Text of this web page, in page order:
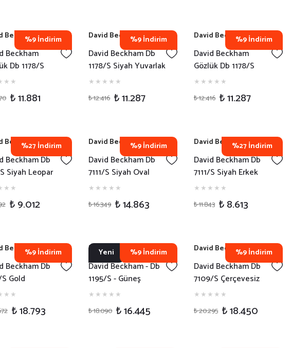
%9 İndirim
Beckham
Beckham
Db 1178/S
Şeffaf Erkek
Gözlüğü
₺ 11.881
%9 İndirim
David Beckham
David Beckham Db
1178/S Siyah Yuvarlak
Erkek Güneş Gözlüğü
₺ 12.416 ₺ 11.287
%9 İndirim
David Beckham
David Beckham
Gözlük Db 1178/S
Yuvarlak Kahve Erkek
Güneş Gözlüğü
₺ 12.416 ₺ 11.287
%27 İndirim
Beckham
Beckham Db
Siyah Leopar
Güneş Gözlüğü
₺ 9.012
%9 İndirim
David Beckham
David Beckham Db
7111/S Siyah Oval
Erkek Güneş Gözlüğü
₺ 16.349 ₺ 14.863
%27 İndirim
David Beckham
David Beckham Db
7111/S Siyah Erkek
Güneş Gözlüğü
₺ 11.843 ₺ 8.613
%9 İndirim
Beckham
Beckham Db
Gold
Erkek
Gözlüğü
₺ 18.793
Yeni %9 İndirim
David Beckham
David Beckham - Db
1195/S - Güneş
Gözlüğü - 8JD1V
₺ 18.090 ₺ 16.445
%9 İndirim
David Beckham
David Beckham Db
7109/S Çerçevesiz
Dikdörtgen Havana
Erkek Güneş Gözlüğü
₺ 20.295 ₺ 18.450